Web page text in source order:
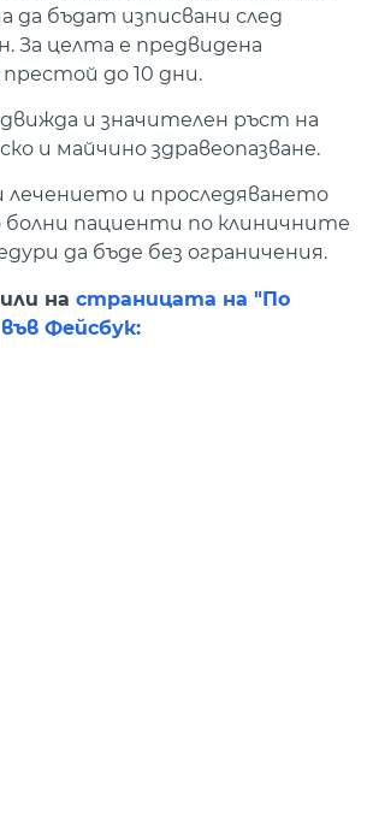
да бъдат изписвани след
За целта е предвидена
до 10 дни.
и значителен ръст на
и майчино здравеопазване.
лечението и проследяването
болни пациенти по клиничните
да бъде без ограничения.
на страницата на "По
Фейсбук: